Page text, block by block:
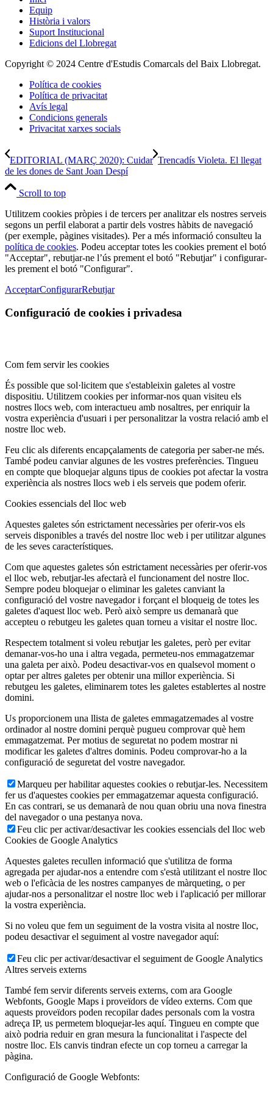
Equip
Història i valors
Suport Institucional
Edicions del Llobregat
Copyright © 2024 Centre d'Estudis Comarcals del Baix Llobregat.
Política de cookies
Política de privacitat
Avís legal
Condicions generals
Privacitat xarxes socials
EDITORIAL (MARÇ 2020): Cuidar Trencadís Violeta. El llegat
de les dones de Sant Joan Despí
Scroll to top
Utilitzem cookies pròpies i de tercers per analitzar els nostres serveis
segons un perfil elaborat a partir dels vostres hàbits de navegació
(per exemple, pàgines visitades). Per a més informació consulteu la
política de cookies. Podeu acceptar totes les cookies prement el botó
"Acceptar", rebutjar-ne l’ús prement el botó "Rebutjar" i configurar-
les prement el botó "Configurar".
AcceptarConfigurarRebutjar
Configuració de cookies i privadesa
Com fem servir les cookies
És possible que sol·licitem que s'estableixin galetes al vostre
dispositiu. Utilitzem cookies per informar-nos quan visiteu els
nostres llocs web, com interactueu amb nosaltres, per enriquir la
vostra experiència d'usuari i per personalitzar la vostra relació amb el
nostre lloc web.
Feu clic als diferents encapçalaments de categoria per saber-ne més.
També podeu canviar algunes de les vostres preferències. Tingueu
en compte que bloquejar alguns tipus de cookies pot afectar la vostra
experiència als nostres llocs web i els serveis que podem oferir.
Cookies essencials del lloc web
Aquestes galetes són estrictament necessàries per oferir-vos els
serveis disponibles a través del nostre lloc web i per utilitzar algunes
de les seves característiques.
Com que aquestes galetes són estrictament necessàries per oferir-vos
el lloc web, rebutjar-les afectarà el funcionament del nostre lloc.
Sempre podeu bloquejar o eliminar les galetes canviant la
configuració del vostre navegador i forçant el bloqueig de totes les
galetes d'aquest lloc web. Però això sempre us demanarà que
accepteu o rebutgeu les galetes quan torneu a visitar el nostre lloc.
Respectem totalment si voleu rebutjar les galetes, però per evitar
demanar-vos-ho una i altra vegada, permeteu-nos emmagatzemar
una galeta per això. Podeu desactivar-vos en qualsevol moment o
optar per altres galetes per obtenir una millor experiència. Si
rebutgeu les galetes, eliminarem totes les galetes establertes al nostre
domini.
Us proporcionem una llista de galetes emmagatzemades al vostre
ordinador al nostre domini perquè pugueu comprovar què hem
emmagatzemat. Per motius de seguretat no podem mostrar ni
modificar les galetes d'altres dominis. Podeu comprovar-ho a la
configuració de seguretat del vostre navegador.
Marqueu per habilitar aquestes cookies o rebutjar-les. Necessitem
fer us d'aquestes cookies per emmagatzemar aquesta configuració.
En cas contrari, se us demanarà de nou quan obriu una nova finestra
del navegador o una pestanya nova.
Feu clic per activar/desactivar les cookies essencials del lloc web
Cookies de Google Analytics
Aquestes galetes recullen informació que s'utilitza de forma
agregada per ajudar-nos a entendre com s'està utilitzant el nostre lloc
web o l'eficàcia de les nostres campanyes de màrqueting, o per
ajudar-nos a personalitzar el nostre lloc web i l'aplicació per millorar
la vostra experiència.
Si no voleu que fem un seguiment de la vostra visita al nostre lloc,
podeu desactivar el seguiment al vostre navegador aquí:
Feu clic per activar/desactivar el seguiment de Google Analytics
Altres serveis externs
També fem servir diferents serveis externs, com ara Google
Webfonts, Google Maps i proveïdors de vídeo externs. Com que
aquests proveïdors poden recopilar dades personals com la vostra
adreça IP, us permetem bloquejar-les aquí. Tingueu en compte que
això podria reduir en gran mesura la funcionalitat i l'aspecte del
nostre lloc. Els canvis tindran efecte un cop torneu a carregar la
pàgina.
Configuració de Google Webfonts: